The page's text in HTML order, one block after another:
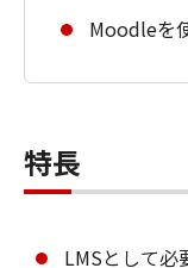
Moodleを
特長
LMSとして必